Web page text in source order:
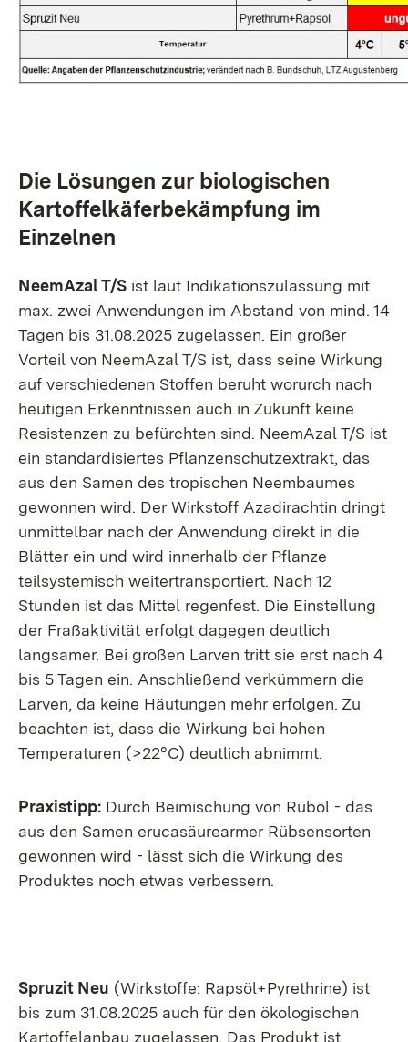
Die Lösungen zur biologischen
Kartoffelkäferbekämpfung im
Einzelnen
NeemAzal T/S ist laut Indikationszulassung mit
max. zwei Anwendungen im Abstand von mind. 14
Tagen bis 31.08.2025 zugelassen. Ein großer
Vorteil von NeemAzal T/S ist, dass seine Wirkung
auf verschiedenen Stoffen beruht worurch nach
heutigen Erkenntnissen auch in Zukunft keine
Resistenzen zu befürchten sind. NeemAzal T/S ist
ein standardisiertes Pflanzenschutzextrakt, das
aus den Samen des tropischen Neembaumes
gewonnen wird. Der Wirkstoff Azadirachtin dringt
unmittelbar nach der Anwendung direkt in die
Blätter ein und wird innerhalb der Pflanze
teilsystemisch weitertransportiert. Nach 12
Stunden ist das Mittel regenfest. Die Einstellung
der Fraßaktivität erfolgt dagegen deutlich
langsamer. Bei großen Larven tritt sie erst nach 4
bis 5 Tagen ein. Anschließend verkümmern die
Larven, da keine Häutungen mehr erfolgen. Zu
beachten ist, dass die Wirkung bei hohen
Temperaturen (>22°C) deutlich abnimmt.
Praxistipp: Durch Beimischung von Rüböl - das
aus den Samen erucasäurearmer Rübsensorten
gewonnen wird - lässt sich die Wirkung des
Produktes noch etwas verbessern.
Spruzit Neu (Wirkstoffe: Rapsöl+Pyrethrine) ist
bis zum 31.08.2025 auch für den ökologischen
Kartoffelanbau zugelassen. Das Produkt ist